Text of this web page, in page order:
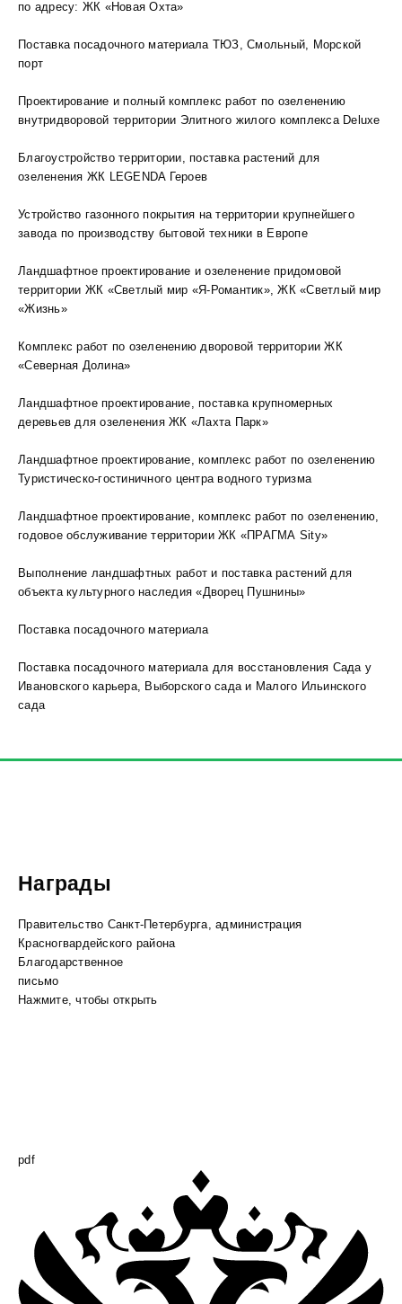
по адресу: ЖК «Новая Охта»
Поставка посадочного материала ТЮЗ, Смольный, Морской
порт
Проектирование и полный комплекс работ по озеленению
внутридворовой территории Элитного жилого комплекса Deluxe
Благоустройство территории, поставка растений для
озеленения ЖК LEGENDA Героев
Устройство газонного покрытия на территории крупнейшего
завода по производству бытовой техники в Европе
Ландшафтное проектирование и озеленение придомовой
территории ЖК «Светлый мир «Я-Романтик», ЖК «Светлый мир
«Жизнь»
Комплекс работ по озеленению дворовой территории ЖК
«Северная Долина»
Ландшафтное проектирование, поставка крупномерных
деревьев для озеленения ЖК «Лахта Парк»
Ландшафтное проектирование, комплекс работ по озеленению
Туристическо-гостиничного центра водного туризма
Ландшафтное проектирование, комплекс работ по озеленению,
годовое обслуживание территории ЖК «ПРАГМА Sity»
Выполнение ландшафтных работ и поставка растений для
объекта культурного наследия «Дворец Пушнины»
Поставка посадочного материала
Поставка посадочного материала для восстановления Сада у
Ивановского карьера, Выборского сада и Малого Ильинского
сада
Награды
Правительство Санкт-Петербурга, администрация
Красногвардейского района
Благодарственное
письмо
Нажмите, чтобы открыть
pdf